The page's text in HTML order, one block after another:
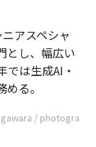
アスペシャ
とし、幅広い
は生成AI・
る。
/ photogra